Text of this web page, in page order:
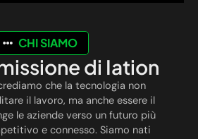
CHI SIAMO
di Iation
che la tecnologia non
il lavoro, ma anche essere il
le aziende verso un futuro più
e connesso. Siamo nati